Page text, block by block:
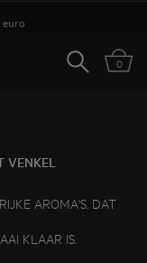
Zoeken0
VENKEL
AROMA'S, DAT
KLAAR IS.